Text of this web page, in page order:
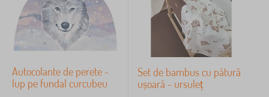
Autocolante de perete -
lup pe fundal curcubeu
Set de bambus cu pătură
ușoară - ursuleț